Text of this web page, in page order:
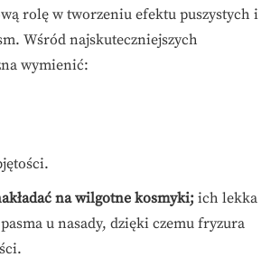
rolę w tworzeniu efektu puszystych i
Wśród najskuteczniejszych
wymienić:
na wilgotne kosmyki; ich lekka
u nasady, dzięki czemu fryzura